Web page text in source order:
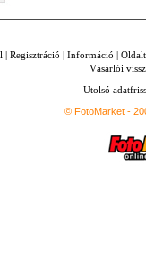
| Regisztráció | Információ |
Vásárlói
Utolsó
© FotoMarket -